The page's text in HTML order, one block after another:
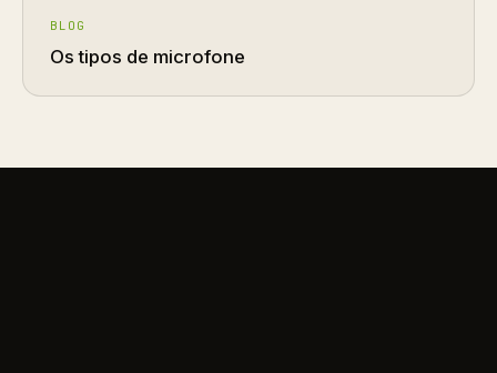
BLOG
Os tipos de microfone